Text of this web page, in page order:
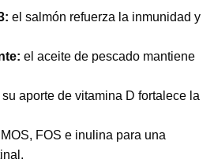
el salmón refuerza la inmunidad y
el aceite de pescado mantiene
su aporte de vitamina D fortalece la
MOS, FOS e inulina para una